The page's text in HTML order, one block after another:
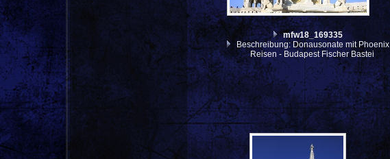
mfw18_169335
Beschreibung: Donausonate mit Phoenix
Reisen - Budapest Fischer Bastei